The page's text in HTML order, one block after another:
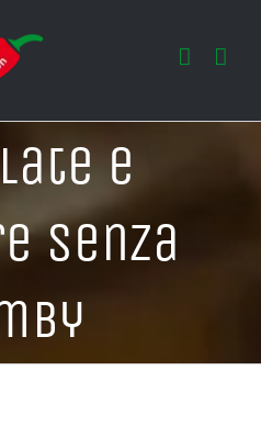
e
Senza